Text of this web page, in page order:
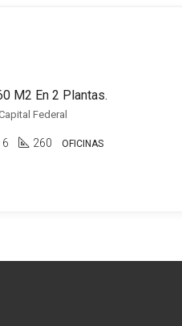
M2 En 2 Plantas.
Federal
6 260 OFICINAS